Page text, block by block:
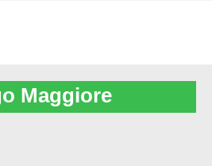
Maggiore